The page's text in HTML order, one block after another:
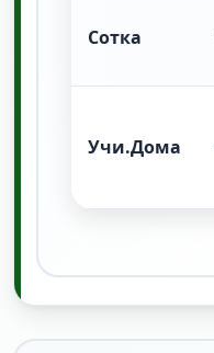
Сотка
Учи.Дома